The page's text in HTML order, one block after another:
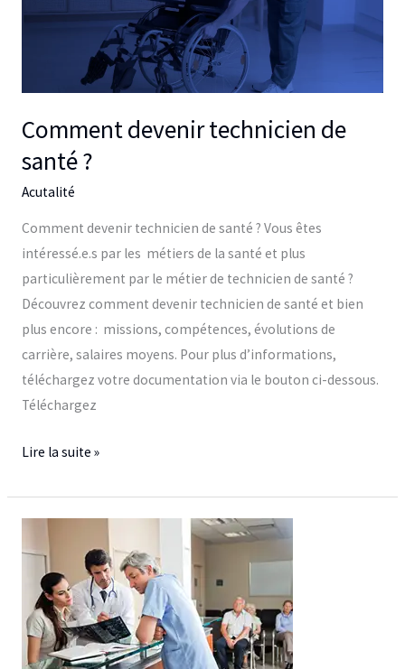
Comment devenir technicien de
santé ?
Acutalité
Comment devenir technicien de santé ? Vous êtes
intéressé.e.s par les métiers de la santé et plus
particulièrement par le métier de technicien de santé ?
Découvrez comment devenir technicien de santé et bien
plus encore : missions, compétences, évolutions de
carrière, salaires moyens. Pour plus d’informations,
téléchargez votre documentation via le bouton ci-dessous.
Téléchargez
de
Lire la suite »
CQP
assistant
médical,
c’est
quoi